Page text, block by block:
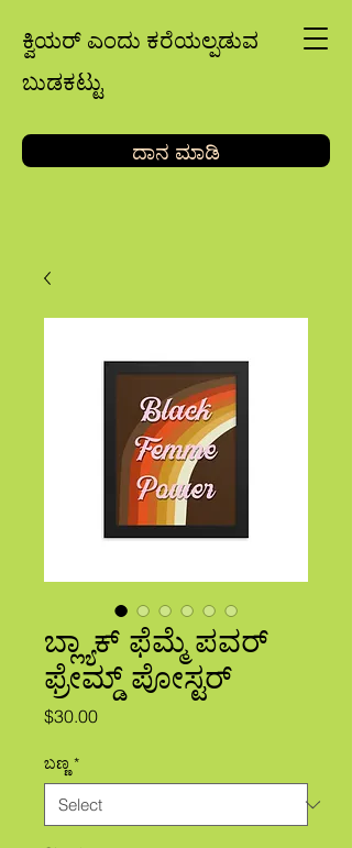
ಕ್ವಿಯರ್ ಎಂದು ಕರೆಯಲ್ಪಡುವ
ಬುಡಕಟ್ಟು
ದಾನ ಮಾಡಿ
ಬ್ಲ್ಯಾಕ್ ಫೆಮ್ಮೆ ಪವರ್
ಫ್ರೇಮ್ಡ್ ಪೋಸ್ಟರ್
$30.00Price
ಬಣ್ಣ *